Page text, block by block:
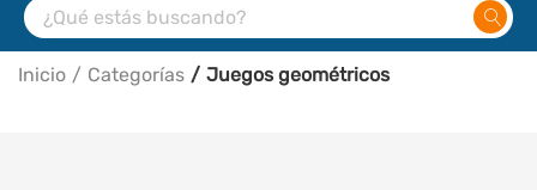
Inicio Categorías Juegos geométricos